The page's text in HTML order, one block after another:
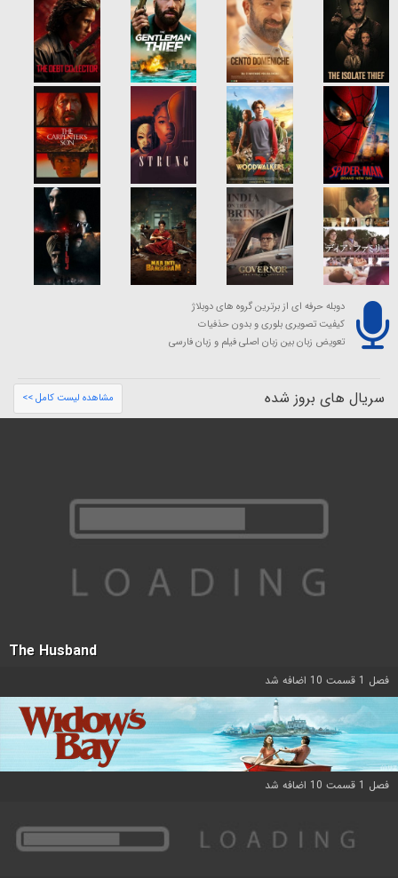
دوبله حرفه ای از برترین گروه های دوبلاژ
کیفیت تصویری بلوری و بدون حذفیات
تعویض زبان بین زبان اصلی فیلم و زبان فارسی
سریال های بروز شده مشاهده لیست کامل >>
The Husband
فصل 1 قسمت 10 اضافه شد
فصل 1 قسمت 10 اضافه شد